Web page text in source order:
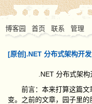
博客园 首页 联系 管理
[原创].NET 分布式架构开
.NET 分布式架构
前言：本来打算这篇文
变。之前的文章，园子里